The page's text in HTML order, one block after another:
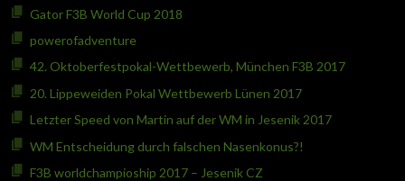
Gator F3B World Cup 2018
powerofadventure
42. Oktoberfestpokal-Wettbewerb, München F3B 2017
20. Lippeweiden Pokal Wettbewerb Lünen 2017
Letzter Speed von Martin auf der WM in Jesenik 2017
WM Entscheidung durch falschen Nasenkonus?!
F3B worldchampioship 2017 – Jesenik CZ